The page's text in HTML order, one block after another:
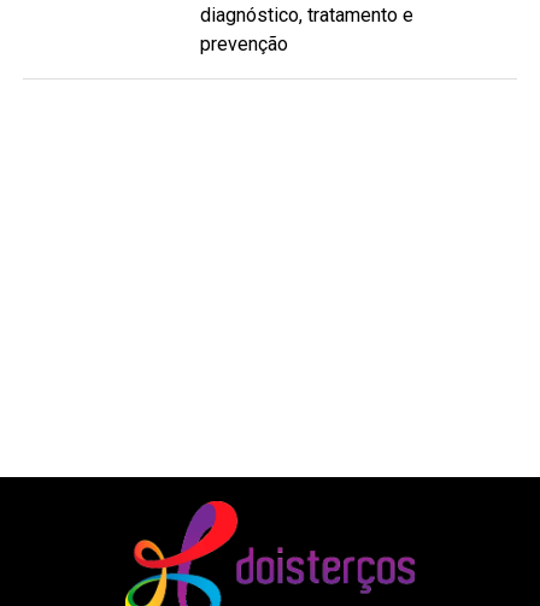
diagnóstico, tratamento e
prevenção